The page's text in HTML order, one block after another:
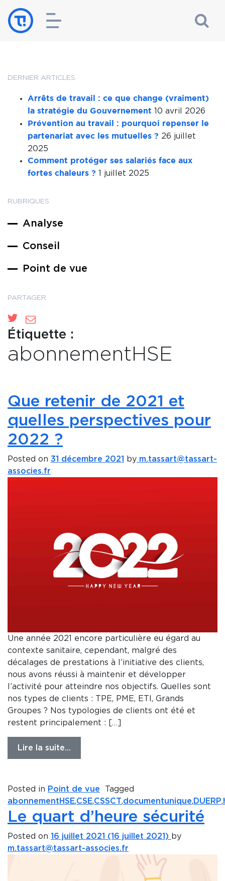
DERNIER ARTICLES
Arrêts de travail : ce que change (vraiment)
la stratégie du Gouvernement 10 avril 2026
Prévention au travail : pourquoi repenser le
partenariat avec les mutuelles ? 26 juillet
2025
Comment protéger ses salariés face aux
fortes chaleurs ? 1 juillet 2025
RUBRIQUES
Analyse
Conseil
Point de vue
PARTAGER
Étiquette :
abonnementHSE
Que retenir de 2021 et
quelles perspectives pour
2022 ?
Posted on 31 décembre 2021 by m.tassart@tassart-
associes.fr
Une année 2021 encore particulière eu égard au
contexte sanitaire, cependant, malgré des
décalages de prestations à l’initiative des clients,
nous avons réussi à maintenir et développer
l’activité pour atteindre nos objectifs. Quelles sont
nos types de clients : TPE, PME, ETI, Grands
Groupes ? Nos typologies de clients ont été et
restent principalement : […]
Lire la suite…
Posted in Point de vue
Tagged
abonnementHSE,CSE,CSSCT,documentunique, DUERP,
Le quart d’heure sécurité
Posted on 16 juillet 2021 (16 juillet 2021) by
m.tassart@tassart-associes.fr